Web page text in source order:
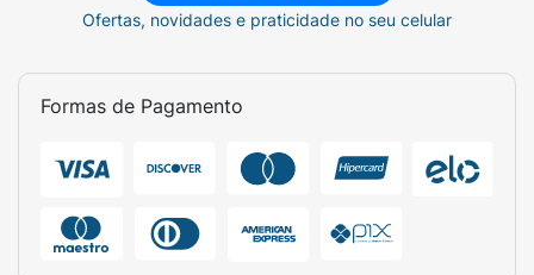
Ofertas, novidades e praticidade no seu celular
Formas de Pagamento